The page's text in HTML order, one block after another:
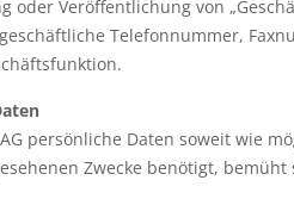
oder Veröffentlichung von
Telefonnummer,
persönliche Daten soweit wie
Zwecke benötigt,